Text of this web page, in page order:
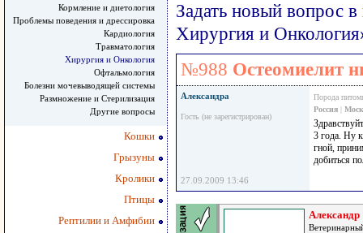
Кормление и диетология
Проблемы поведения и дрессировка
Кардиология
Травматология
Хирургия и Онкология
Офтальмология
Болезни мочевыводящей системы
Размножение и Стерилизация
Другие вопросы
Кошки
Грызуны
Кролики
Птицы
Рептилии и Амфибии
Задать новый вопрос
Хирургия и
№988 Остеомиелит
Александра
Гость (не зарегистрирован)
Порода
Россия |
3 года. Ну
гной,
добиться
27.09.2009 13:46
Александр